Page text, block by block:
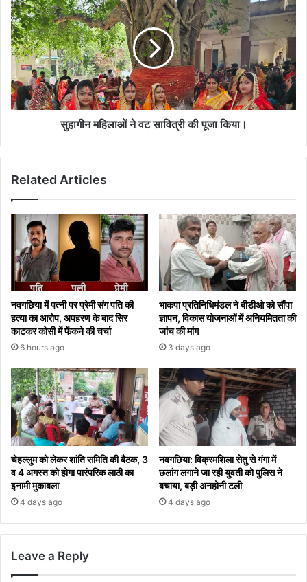
महिलाओं
ने
वट
सावित्री
की
पूजा
किया।
सुहागीन महिलाओं ने वट सावित्री की पूजा किया।
Related Articles
नवगछिया में पत्नी पर प्रेमी संग पति की
हत्या का आरोप, अपहरण के बाद सिर
काटकर कोसी में फेंकने की चर्चा
6 hours ago
भाकपा प्रतिनिधिमंडल ने बीडीओ को सौंपा
ज्ञापन, विकास योजनाओं में अनियमितता की
जांच की मांग
3 days ago
चेहल्लुम को लेकर शांति समिति की बैठक, 3
व 4 अगस्त को होगा पारंपरिक लाठी का
इनामी मुकाबला
4 days ago
नवगछिया: विक्रमशिला सेतु से गंगा में
छलांग लगाने जा रही युवती को पुलिस ने
बचाया, बड़ी अनहोनी टली
4 days ago
Leave a Reply